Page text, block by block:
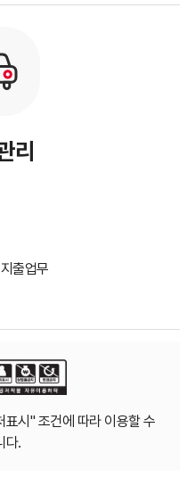
리
출업무
시" 조건에 따라 이용할 수
다.